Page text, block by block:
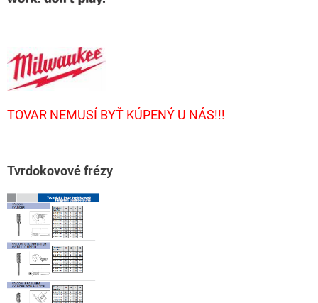
TOVAR NEMUSÍ BYŤ KÚPENÝ U NÁS!!!
Tvrdokovové frézy